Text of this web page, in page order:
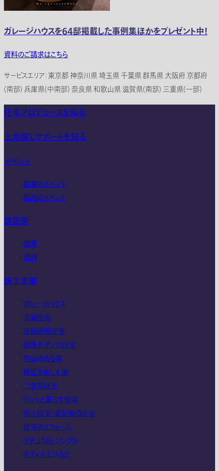
ガレージハウスを64邸掲載した事例集ほかをプレゼント中！
資料のご請求はこちら
サービスエリア：東京都 神奈川県 埼玉県 千葉県 群馬県 大阪府 京都府
(南部) 兵庫県(中南部) 奈良県 和歌山県 滋賀県(南部) 三重県(一部)
住宅プロデュースを知る
土地探しサポートを知る
イベント
関東のイベント
関西のイベント
建築家
関東
関西
施工実績
ガレージハウス
高級住宅
店舗併用住宅
和風モダンの住宅
中庭のある家
眺望を楽しむ家
二世帯住宅
ペットと暮らす住宅
狭小住宅・変形地の住宅
住宅のリフォーム
ナチュラル・シンプル
オフィス・ビルなど